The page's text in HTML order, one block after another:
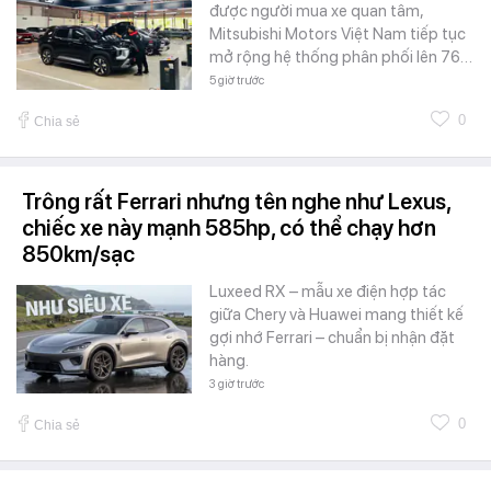
được người mua xe quan tâm,
Mitsubishi Motors Việt Nam tiếp tục
mở rộng hệ thống phân phối lên 76…
5 giờ trước
Chia sẻ 0
Trông rất Ferrari nhưng tên nghe như Lexus,
chiếc xe này mạnh 585hp, có thể chạy hơn
850km/sạc
Luxeed RX – mẫu xe điện hợp tác
giữa Chery và Huawei mang thiết kế
gợi nhớ Ferrari – chuẩn bị nhận đặt
hàng.
3 giờ trước
Chia sẻ 0